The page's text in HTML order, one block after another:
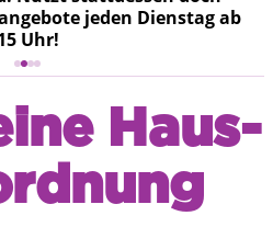
jeden Dienstag ab
Uhr!
Haus-